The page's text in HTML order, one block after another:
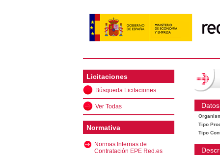
Licitaciones
Búsqueda Licitaciones
Ver Todas
Normativa
Normas Internas de
Contratación EPE Red.es
Tipo
Tipo